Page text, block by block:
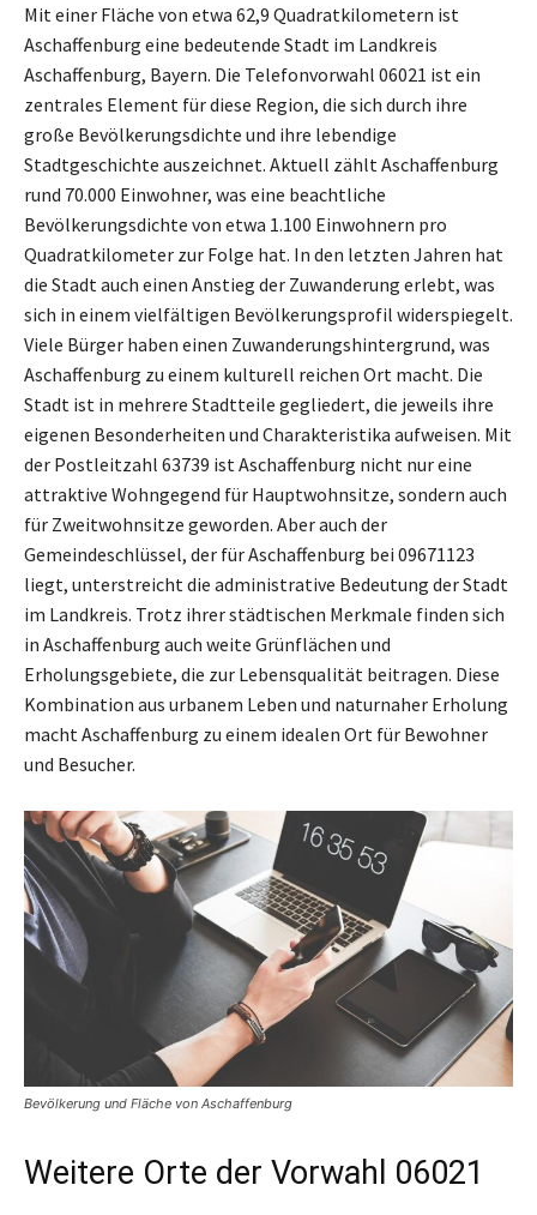
Mit einer Fläche von etwa 62,9 Quadratkilometern ist
Aschaffenburg eine bedeutende Stadt im Landkreis
Aschaffenburg, Bayern. Die Telefonvorwahl 06021 ist ein
zentrales Element für diese Region, die sich durch ihre
große Bevölkerungsdichte und ihre lebendige
Stadtgeschichte auszeichnet. Aktuell zählt Aschaffenburg
rund 70.000 Einwohner, was eine beachtliche
Bevölkerungsdichte von etwa 1.100 Einwohnern pro
Quadratkilometer zur Folge hat. In den letzten Jahren hat
die Stadt auch einen Anstieg der Zuwanderung erlebt, was
sich in einem vielfältigen Bevölkerungsprofil widerspiegelt.
Viele Bürger haben einen Zuwanderungshintergrund, was
Aschaffenburg zu einem kulturell reichen Ort macht. Die
Stadt ist in mehrere Stadtteile gegliedert, die jeweils ihre
eigenen Besonderheiten und Charakteristika aufweisen. Mit
der Postleitzahl 63739 ist Aschaffenburg nicht nur eine
attraktive Wohngegend für Hauptwohnsitze, sondern auch
für Zweitwohnsitze geworden. Aber auch der
Gemeindeschlüssel, der für Aschaffenburg bei 09671123
liegt, unterstreicht die administrative Bedeutung der Stadt
im Landkreis. Trotz ihrer städtischen Merkmale finden sich
in Aschaffenburg auch weite Grünflächen und
Erholungsgebiete, die zur Lebensqualität beitragen. Diese
Kombination aus urbanem Leben und naturnaher Erholung
macht Aschaffenburg zu einem idealen Ort für Bewohner
und Besucher.
Bevölkerung und Fläche von Aschaffenburg
Weitere Orte der Vorwahl 06021